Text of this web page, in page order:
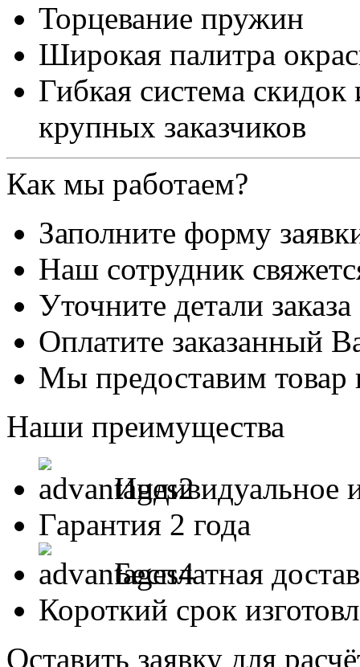
Торцевание пружин
Широкая палитра
Гибкая система
крупных заказчиков
Как мы работаем?
Заполните форму
Наш сотрудник
Уточните детали заказа
Оплатите заказанный
Мы предоставим товар
Наши преимущества
Индивидуальное
Гарантия 2 года
Бесплатная
Короткий срок
Оставить заявку для